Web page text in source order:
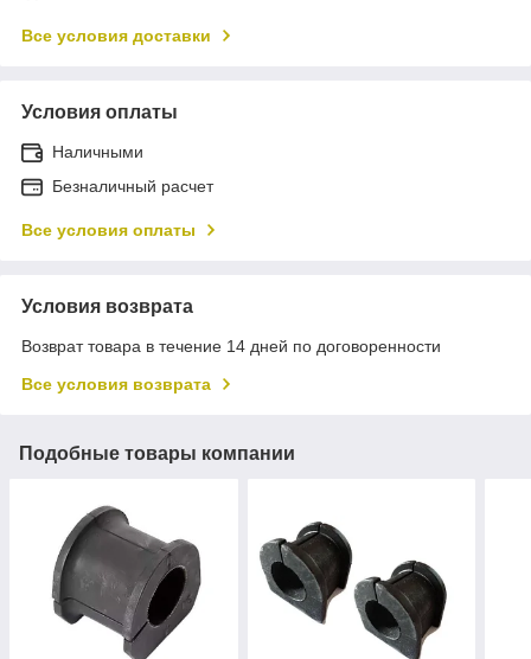
Все условия доставки
Условия оплаты
Наличными
Безналичный расчет
Все условия оплаты
Условия возврата
Возврат товара в течение 14 дней по договоренности
Все условия возврата
Подобные товары компании